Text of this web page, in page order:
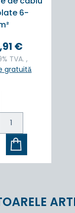
6-
€
TVA. ,
gratuită